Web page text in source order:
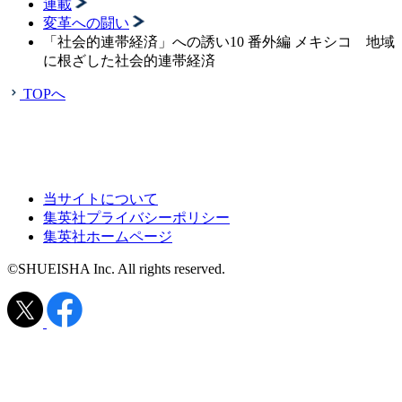
連載
変革への闘い
「社会的連帯経済」への誘い10 番外編 メキシコ 地域
に根ざした社会的連帯経済
TOPへ
当サイトについて
集英社プライバシーポリシー
集英社ホームページ
©SHUEISHA Inc. All rights reserved.